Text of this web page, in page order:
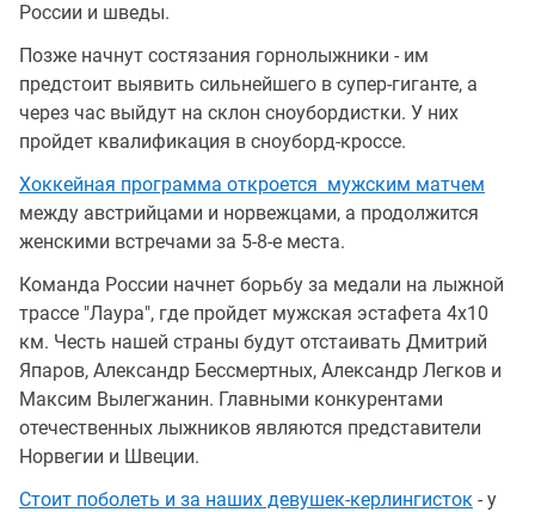
России и шведы.
Позже начнут состязания горнолыжники - им
предстоит выявить сильнейшего в супер-гиганте, а
через час выйдут на склон сноубордистки. У них
пройдет квалификация в сноуборд-кроссе.
Хоккейная программа откроется мужским матчем
между австрийцами и норвежцами, а продолжится
женскими встречами за 5-8-е места.
Команда России начнет борьбу за медали на лыжной
трассе "Лаура", где пройдет мужская эстафета 4x10
км. Честь нашей страны будут отстаивать Дмитрий
Япаров, Александр Бессмертных, Александр Легков и
Максим Вылегжанин. Главными конкурентами
отечественных лыжников являются представители
Норвегии и Швеции.
Стоит поболеть и за наших девушек-керлингисток - у